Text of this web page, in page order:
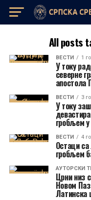
All posts
ВЕСТИ 1
У току
северне
апостола
ВЕСТИ 3
У току
гробљем
ВЕСТИ 4
Остаци
гробљем
AУТОРСКИ
Црни низ
Новом
Латинска